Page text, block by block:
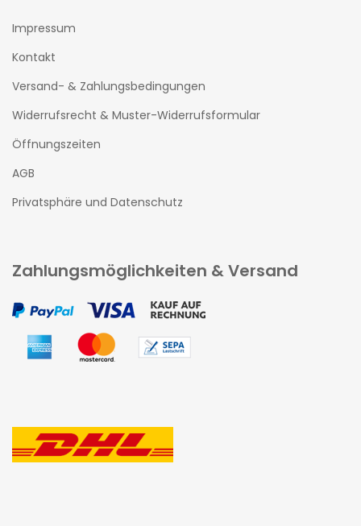
Impressum
Kontakt
Versand- & Zahlungsbedingungen
Widerrufsrecht & Muster-Widerrufsformular
Öffnungszeiten
AGB
Privatsphäre und Datenschutz
Zahlungsmöglichkeiten & Versand